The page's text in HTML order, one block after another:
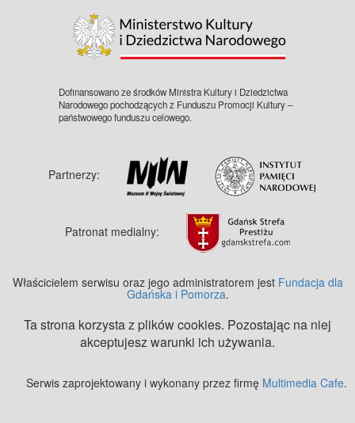
Dofinansowano ze środków Ministra Kultury i Dziedzictwa
Narodowego pochodzących z Funduszu Promocji Kultury –
państwowego funduszu celowego.
Partnerzy:
Patronat medialny:
Właścicielem serwisu oraz jego administratorem jest Fundacja dla
Gdańska i Pomorza.
Ta strona korzysta z plików cookies. Pozostając na niej
akceptujesz warunki ich używania.
Serwis zaprojektowany i wykonany przez firmę Multimedia Cafe.